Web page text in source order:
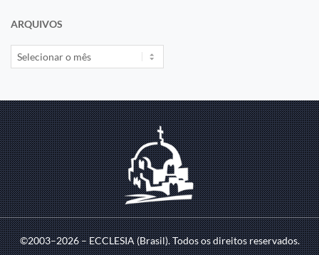
ARQUIVOS
©2003–2026 – ECCLESIA (Brasil). Todos os direitos reservados.